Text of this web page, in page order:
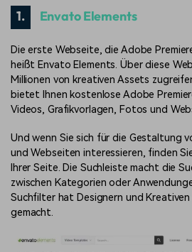
1. Envato Elements
Die erste Webseite, die Adobe
heißt Envato Elements. Über diese
Millionen von kreativen Assets
bietet Ihnen kostenlose Adobe
Videos, Grafikvorlagen, Fotos und
Und wenn Sie sich für die Gestaltung
und Webseiten interessieren, finden
Ihrer Seite. Die Suchleiste macht die
zwischen Kategorien oder
Suchfilter hat Designern und
gemacht.